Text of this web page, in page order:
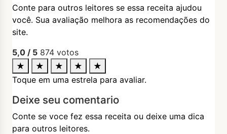
Conte para outros leitores se essa receita ajudou
você. Sua avaliação melhora as recomendações do
site.
5,0 / 5 874 votos
★
★ ★ ★
★
Toque em uma estrela para avaliar.
Deixe seu comentario
Conte se voce fez essa receita ou deixe uma dica
para outros leitores.